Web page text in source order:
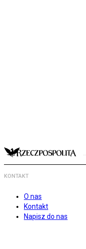
KONTAKT
O nas
Kontakt
Napisz do nas